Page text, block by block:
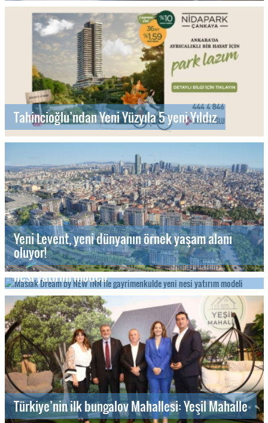
Tahincioğlu’ndan Yeni Yüzyıla 5 yeni Yıldız
Yeni Levent, yeni dünyanın örnek yaşam alanı
oluyor!
Maslak Dream by NEW INN ile gayrimenkulde yeni
nesi yatırım modeli
Türkiye’nin ilk bungalov Mahallesi: Yeşil Mahalle